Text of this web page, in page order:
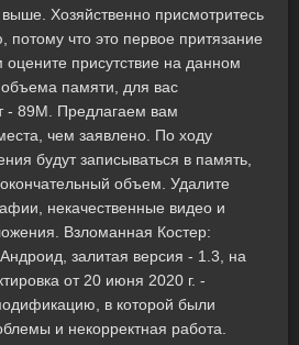
Хозяйственно присмотритесь
потому что это первое притязание
присутствие на данном
памяти, для вас
89M. Предлагаем вам
чем заявлено. По ходу
будут записываться в память,
объем. Удалите
некачественные видео и
Взломанная Костер:
залитая версия - 1.3, на
от 20 июня 2020 г. -
в которой были
и некорректная работа.